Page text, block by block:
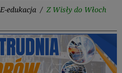
E-edukacja / Z Wisły do Włoch